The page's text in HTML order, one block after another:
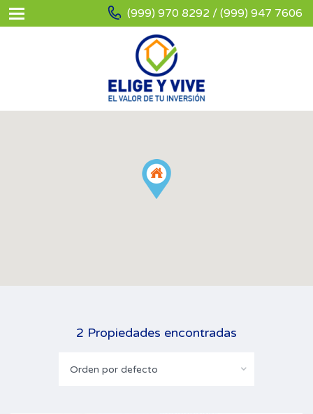
(999) 970 8292 / (999) 947 7606
2 Propiedades encontradas
Orden por defecto